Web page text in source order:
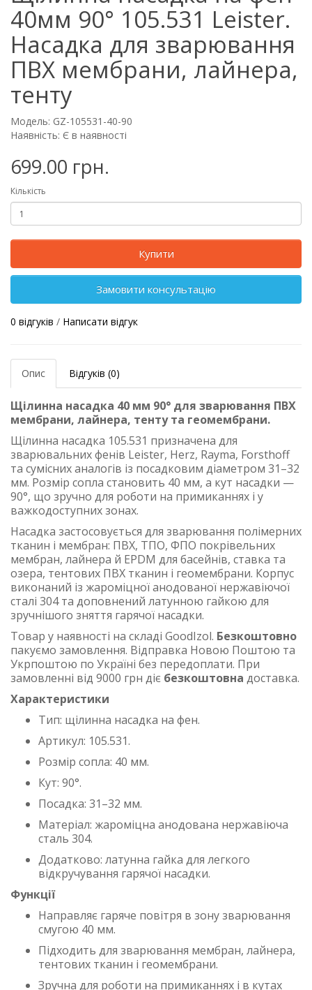
40мм 90° 105.531 Leister.
Насадка для зварювання
ПВХ мембрани, лайнера,
тенту
Модель: GZ-105531-40-90
Наявність: Є в наявності
699.00 грн.
Кількість
Купити
Замовити консультацію
0 відгуків / Написати відгук
Опис Відгуків (0)
Щілинна насадка 40 мм 90° для зварювання ПВХ
мембрани, лайнера, тенту та геомембрани.
Щілинна насадка 105.531 призначена для
зварювальних фенів Leister, Herz, Rayma, Forsthoff
та сумісних аналогів із посадковим діаметром 31–32
мм. Розмір сопла становить 40 мм, а кут насадки —
90°, що зручно для роботи на примиканнях і у
важкодоступних зонах.
Насадка застосовується для зварювання полімерних
тканин і мембран: ПВХ, ТПО, ФПО покрівельних
мембран, лайнера й EPDM для басейнів, ставка та
озера, тентових ПВХ тканин і геомембрани. Корпус
виконаний із жароміцної анодованої нержавіючої
сталі 304 та доповнений латунною гайкою для
зручнішого зняття гарячої насадки.
Товар у наявності на складі GoodIzol. Безкоштовно
пакуємо замовлення. Відправка Новою Поштою та
Укрпоштою по Україні без передоплати. При
замовленні від 9000 грн діє безкоштовна доставка.
Характеристики
Тип: щілинна насадка на фен.
Артикул: 105.531.
Розмір сопла: 40 мм.
Кут: 90°.
Посадка: 31–32 мм.
Матеріал: жароміцна анодована нержавіюча
сталь 304.
Додатково: латунна гайка для легкого
відкручування гарячої насадки.
Функції
Направляє гаряче повітря в зону зварювання
смугою 40 мм.
Підходить для зварювання мембран, лайнера,
тентових тканин і геомембрани.
Зручна для роботи на примиканнях і в кутах